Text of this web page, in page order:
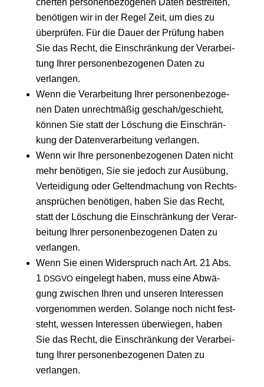
cher­ten per­so­nen­be­zo­ge­nen Daten bestrei­ten,
benö­ti­gen wir in der Regel Zeit, um dies zu
über­prü­fen. Für die Dau­er der Prü­fung haben
Sie das Recht, die Ein­schrän­kung der Ver­ar­bei­
tung Ihrer per­so­nen­be­zo­ge­nen Daten zu
verlangen.
Wenn die Ver­ar­bei­tung Ihrer per­so­nen­be­zo­ge­
nen Daten unrecht­mä­ßig geschah/geschieht,
kön­nen Sie statt der Löschung die Ein­schrän­
kung der Daten­ver­ar­bei­tung verlangen.
Wenn wir Ihre per­so­nen­be­zo­ge­nen Daten nicht
mehr benö­ti­gen, Sie sie jedoch zur Aus­übung,
Ver­tei­di­gung oder Gel­tend­ma­chung von Rechts­
an­sprü­chen benö­ti­gen, haben Sie das Recht,
statt der Löschung die Ein­schrän­kung der Ver­ar­
bei­tung Ihrer per­so­nen­be­zo­ge­nen Daten zu
verlangen.
Wenn Sie einen Wider­spruch nach Art. 21 Abs.
1 DSGVOein­ge­legt haben, muss eine Abwä­
gung zwi­schen Ihren und unse­ren Inter­es­sen
vor­ge­nom­men wer­den. Solan­ge noch nicht fest­
steht, wes­sen Inter­es­sen über­wie­gen, haben
Sie das Recht, die Ein­schrän­kung der Ver­ar­bei­
tung Ihrer per­so­nen­be­zo­ge­nen Daten zu
verlangen.